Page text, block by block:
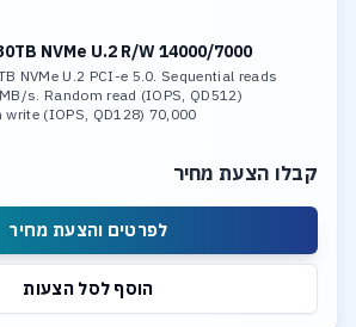
NVMe U.2 R/W 14000/7000
NVMe U.2 PCI-e 5.0. Sequential reads
s. Random read (IOPS, QD512)
(IOPS, QD128) 70,000 .
קבלו הצעת מחיר
לפרטים והצעת מחיר
הוסף לסל הצעות